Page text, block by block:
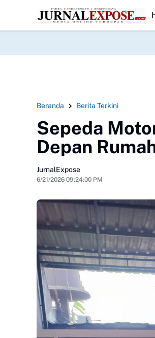
HEADLINE
Polres Tapsel Tangkap Tersangka
Beranda Berita Terkini
Sepeda
Depan
JurnalExpose
6/21/2026 09:24:00 PM